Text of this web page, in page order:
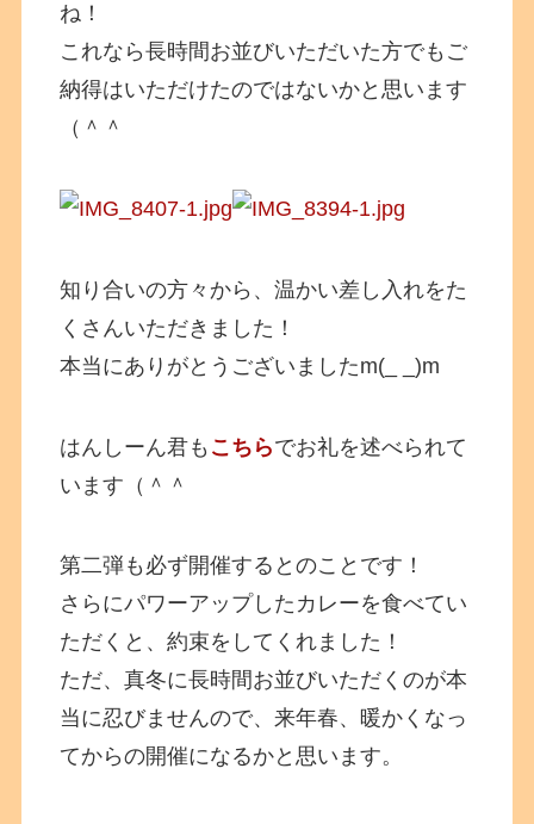
ね！
これなら長時間お並びいただいた方でもご
納得はいただけたのではないかと思います
（＾＾
知り合いの方々から、温かい差し入れをた
くさんいただきました！
本当にありがとうございましたm(_ _)m
はんしーん君も こちらでお礼を述べられて
います（＾＾
第二弾も必ず開催するとのことです！
さらにパワーアップしたカレーを食べてい
ただくと、約束をしてくれました！
ただ、真冬に長時間お並びいただくのが本
当に忍びませんので、来年春、暖かくなっ
てからの開催になるかと思います。